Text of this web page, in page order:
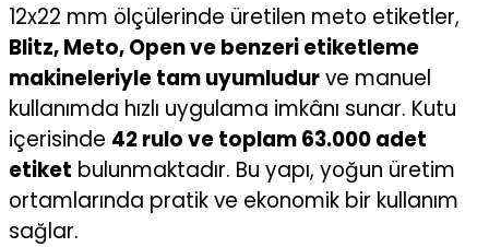
12x22 mm ölçülerinde üretilen meto etiketler,
Blitz, Meto, Open ve benzeri etiketleme
makineleriyle tam uyumludurve manuel
kullanımda hızlı uygulama imkânı sunar. Kutu
içerisinde 42 rulo ve toplam 63.000 adet
etiket bulunmaktadır. Bu yapı, yoğun üretim
ortamlarında pratik ve ekonomik bir kullanım
sağlar.